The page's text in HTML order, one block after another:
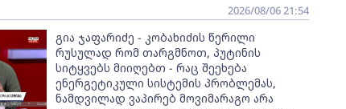
2026/08/06 21:54
გია ჯაფარიძე - კობახიძის წერილი
რუსულად რომ თარგმნოთ, პუტინის
სიტყვებს მიიღებთ - რაც შეეხება
ენერგეტიკული სისტემის პრობლემას,
ნამდვილად ვაპირებ მოვიმარაგო არა